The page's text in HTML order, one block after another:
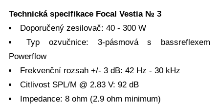
Technická specifikace Focal Vestia № 3
Doporučený zesilovač: 40 - 300 W
Typ ozvučnice: 3-pásmová s bassreflexem
Powerflow
Frekvenční rozsah +/- 3 dB: 42 Hz - 30 kHz
Citlivost SPL/M @ 2.83 V: 92 dB
Impedance: 8 ohm (2.9 ohm minimum)